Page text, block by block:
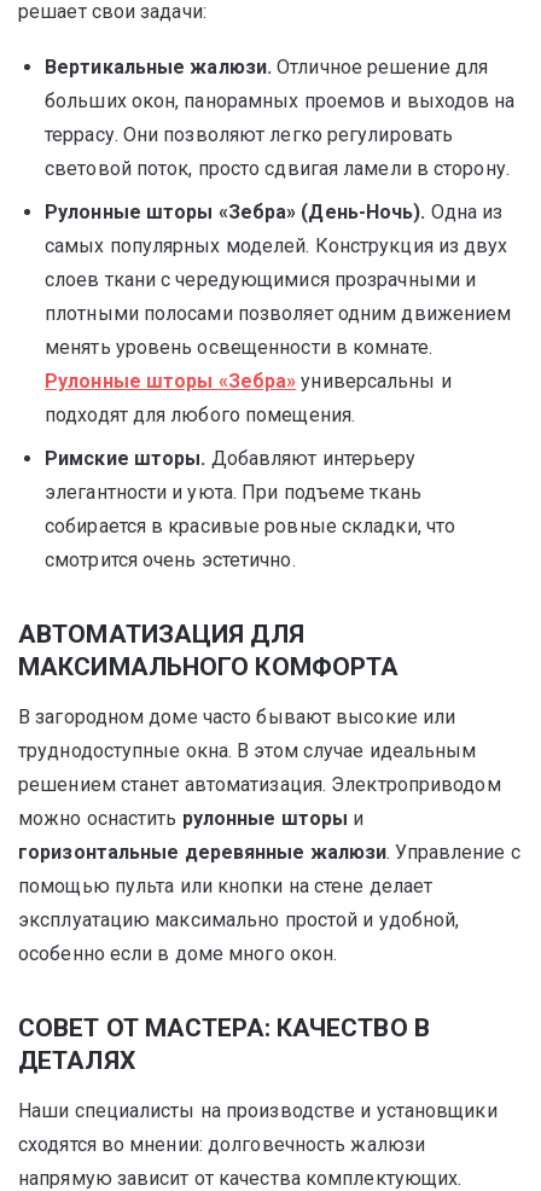
решает свои задачи:
Вертикальные жалюзи. Отличное решение для
больших окон, панорамных проемов и выходов на
террасу. Они позволяют легко регулировать
световой поток, просто сдвигая ламели в сторону.
Рулонные шторы «Зебра» (День-Ночь). Одна из
самых популярных моделей. Конструкция из двух
слоев ткани с чередующимися прозрачными и
плотными полосами позволяет одним движением
менять уровень освещенности в комнате.
Рулонные шторы «Зебра» универсальны и
подходят для любого помещения.
Римские шторы. Добавляют интерьеру
элегантности и уюта. При подъеме ткань
собирается в красивые ровные складки, что
смотрится очень эстетично.
АВТОМАТИЗАЦИЯ ДЛЯ
МАКСИМАЛЬНОГО КОМФОРТА
В загородном доме часто бывают высокие или
труднодоступные окна. В этом случае идеальным
решением станет автоматизация. Электроприводом
можно оснастить рулонные шторы и
горизонтальные деревянные жалюзи. Управление с
помощью пульта или кнопки на стене делает
эксплуатацию максимально простой и удобной,
особенно если в доме много окон.
СОВЕТ ОТ МАСТЕРА: КАЧЕСТВО В
ДЕТАЛЯХ
Наши специалисты на производстве и установщики
сходятся во мнении: долговечность жалюзи
напрямую зависит от качества комплектующих.